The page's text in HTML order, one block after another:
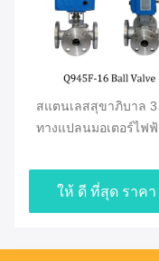
สแตนเลสสุขาภิบาล 3
ทางแปลนมอเตอร์ไฟฟ้า
ให้ ดี ที่สุด ราคา